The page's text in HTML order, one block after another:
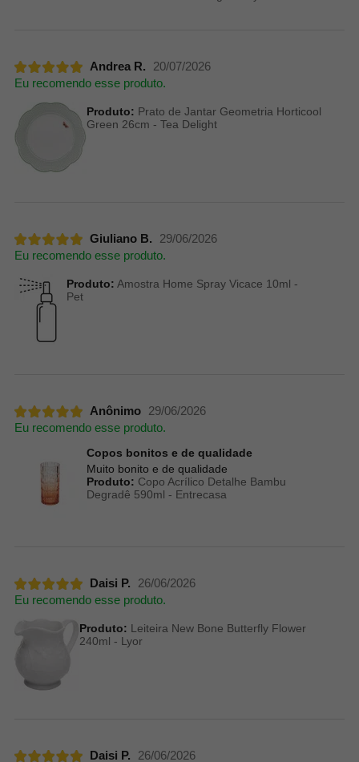
Andrea R.
20/07/2026
Eu recomendo esse produto.
Produto: Prato de Jantar Geometria Horticool
Green 26cm - Tea Delight
Giuliano B.
29/06/2026
Eu recomendo esse produto.
Produto: Amostra Home Spray Vicace 10ml -
Pet
Anônimo
29/06/2026
Eu recomendo esse produto.
Copos bonitos e de qualidade
Muito bonito e de qualidade
Produto: Copo Acrílico Detalhe Bambu
Degradê 590ml - Entrecasa
Daisi P.
26/06/2026
Eu recomendo esse produto.
Produto: Leiteira New Bone Butterfly Flower
240ml - Lyor
Daisi P.
26/06/2026